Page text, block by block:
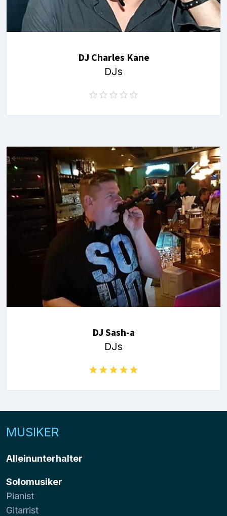
DJ Charles Kane
DJs
DJ Sash-a
DJs
MUSIKER
Alleinunterhalter
Solomusiker
Pianist
Gitarrist